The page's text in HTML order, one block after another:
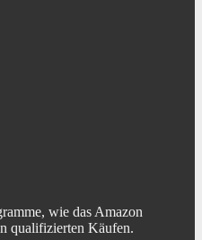
wie das Amazon
qualifizierten Käufen.